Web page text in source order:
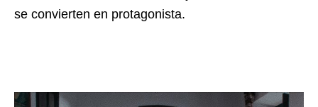
se convierten en protagonista.